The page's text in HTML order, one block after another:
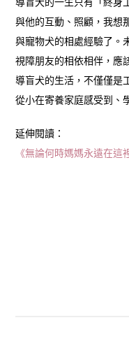
與他的互動、照顧，我想
與寵物犬的相處經驗了。
視障朋友的相依相伴，應
導盲犬的生活，不僅僅是
從小在寄養家庭感受到、
延伸閱讀：
《無論何時媽媽永遠在這